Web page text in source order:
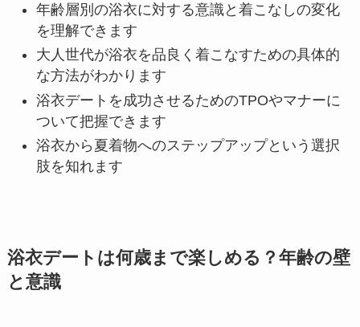
年齢層別の浴衣に対する意識と着こなしの変化
を理解できます
大人世代が浴衣を品良く着こなすための具体的
な方法がわかります
浴衣デートを成功させるためのTPOやマナーに
ついて把握できます
浴衣から夏着物へのステップアップという選択
肢を知れます
浴衣デートは何歳まで楽しめる？年齢の壁
と意識